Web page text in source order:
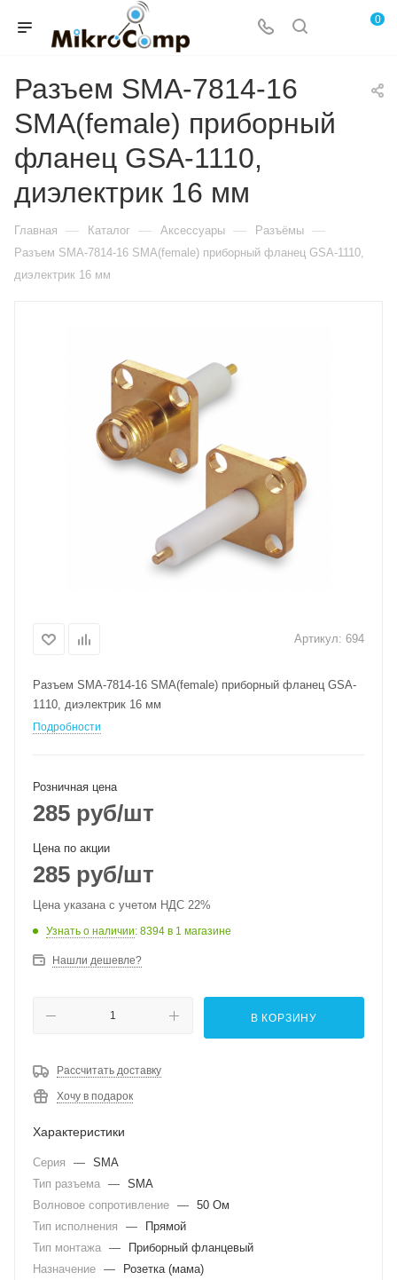
0
Разъем SMA-7814-16
SMA(female) приборный
фланец GSA-1110,
диэлектрик 16 мм
Главная — Каталог — Аксессуары — Разъёмы —
Разъем SMA-7814-16 SMA(female) приборный фланец GSA-1110,
диэлектрик 16 мм
Артикул: 694
Разъем SMA-7814-16 SMA(female) приборный фланец GSA-
1110, диэлектрик 16 мм
Подробности
Розничная цена
285 руб/шт
Цена по акции
285 руб/шт
Цена указана с учетом НДС 22%
Узнать о наличии: 8394 в 1 магазине
Нашли дешевле?
В КОРЗИНУ
Рассчитать доставку
Хочу в подарок
Характеристики
Серия — SMA
Тип разъема — SMA
Волновое сопротивление — 50 Ом
Тип исполнения
—
Прямой
Тип монтажа —
Приборный фланцевый
Назначение — Розетка (мама)